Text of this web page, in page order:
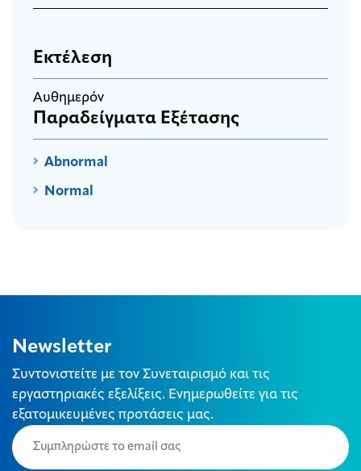
Εκτέλεση
Αυθημερόν
Παραδείγματα Εξέτασης
Αbnormal
Normal
Newsletter
Συντονιστείτε με τον Συνεταιρισμό και τις
εργαστηριακές εξελίξεις. Ενημερωθείτε για τις
εξατομικευμένες προτάσεις μας.
Email
(Required)